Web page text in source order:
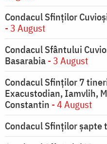
Condacul Sfinţilor
- 3 August
Condacul Sfântului
Basarabia- 3 August
Condacul Sfinţilor 7
Exacustodian, Iamvlih,
Constantin - 4 August
Condacul Sfinţilor şapte